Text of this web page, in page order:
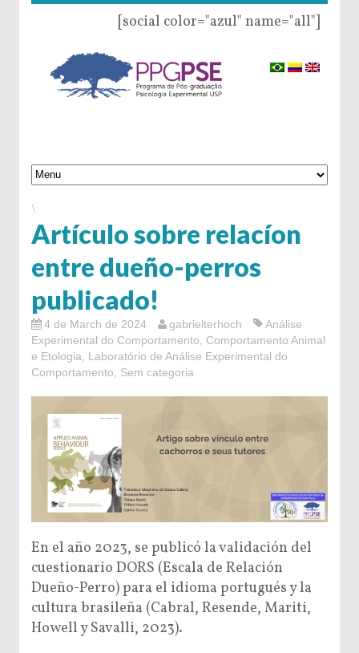
[social color="azul" name="all"]
\
Artículo sobre relacíon
entre dueño-perros
publicado!
4 de March de 2024 gabrielterhoch
Análise
Experimental do Comportamento
Comportamento Animal
e Etologia
Laboratório de Análise Experimental do
Comportamento
Sem categoria
En el año 2023, se publicó la validación del
cuestionario DORS (Escala de Relación
Dueño-Perro) para el idioma portugués y la
cultura brasileña (Cabral, Resende, Mariti,
Howell y Savalli, 2023).